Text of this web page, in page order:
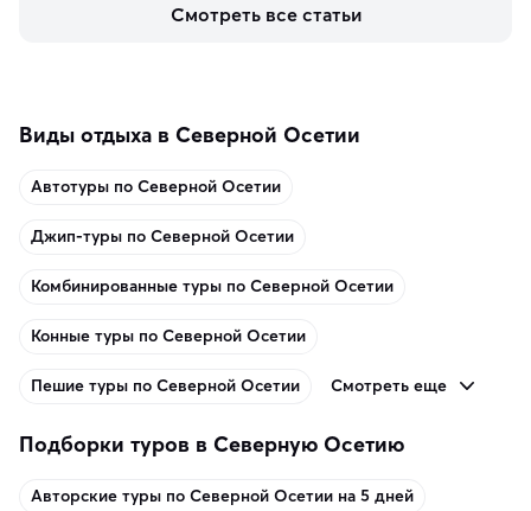
аутентичных лавках — в подарок близким или себе на
Смотреть все статьи
Виды отдыха в Северной Осетии
Автотуры по Северной Осетии
Джип-туры по Северной Осетии
Комбинированные туры по Северной Осетии
Конные туры по Северной Осетии
Пешие туры по Северной Осетии Смотреть еще
Подборки туров в Северную Осетию
Авторские туры по Северной Осетии на 5 дней